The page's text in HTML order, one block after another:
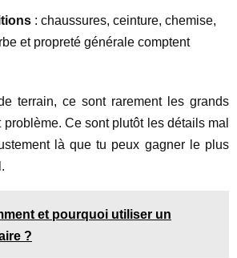
: chaussures, ceinture, chemise,
et propreté générale comptent
terrain, ce sont rarement les grands
Ce sont plutôt les détails mal
là que tu peux gagner le plus
et pourquoi utiliser un
?